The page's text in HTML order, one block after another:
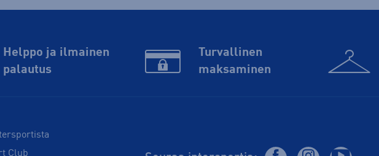
Helppo ja ilmainen
palautus
Turvallinen
maksaminen
Club